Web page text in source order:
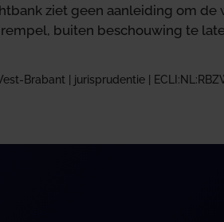
ziet geen aanleiding om
buiten beschouwing te
Brabant | jurisprudentie |